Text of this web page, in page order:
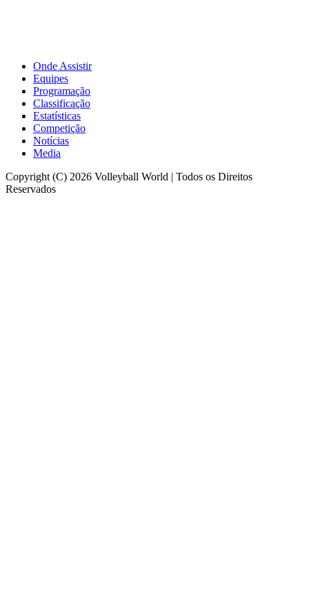
Onde Assistir
Equipes
Programação
Classificação
Estatísticas
Competição
Notícias
Media
Copyright (C) 2026 Volleyball World | Todos os Direitos
Reservados